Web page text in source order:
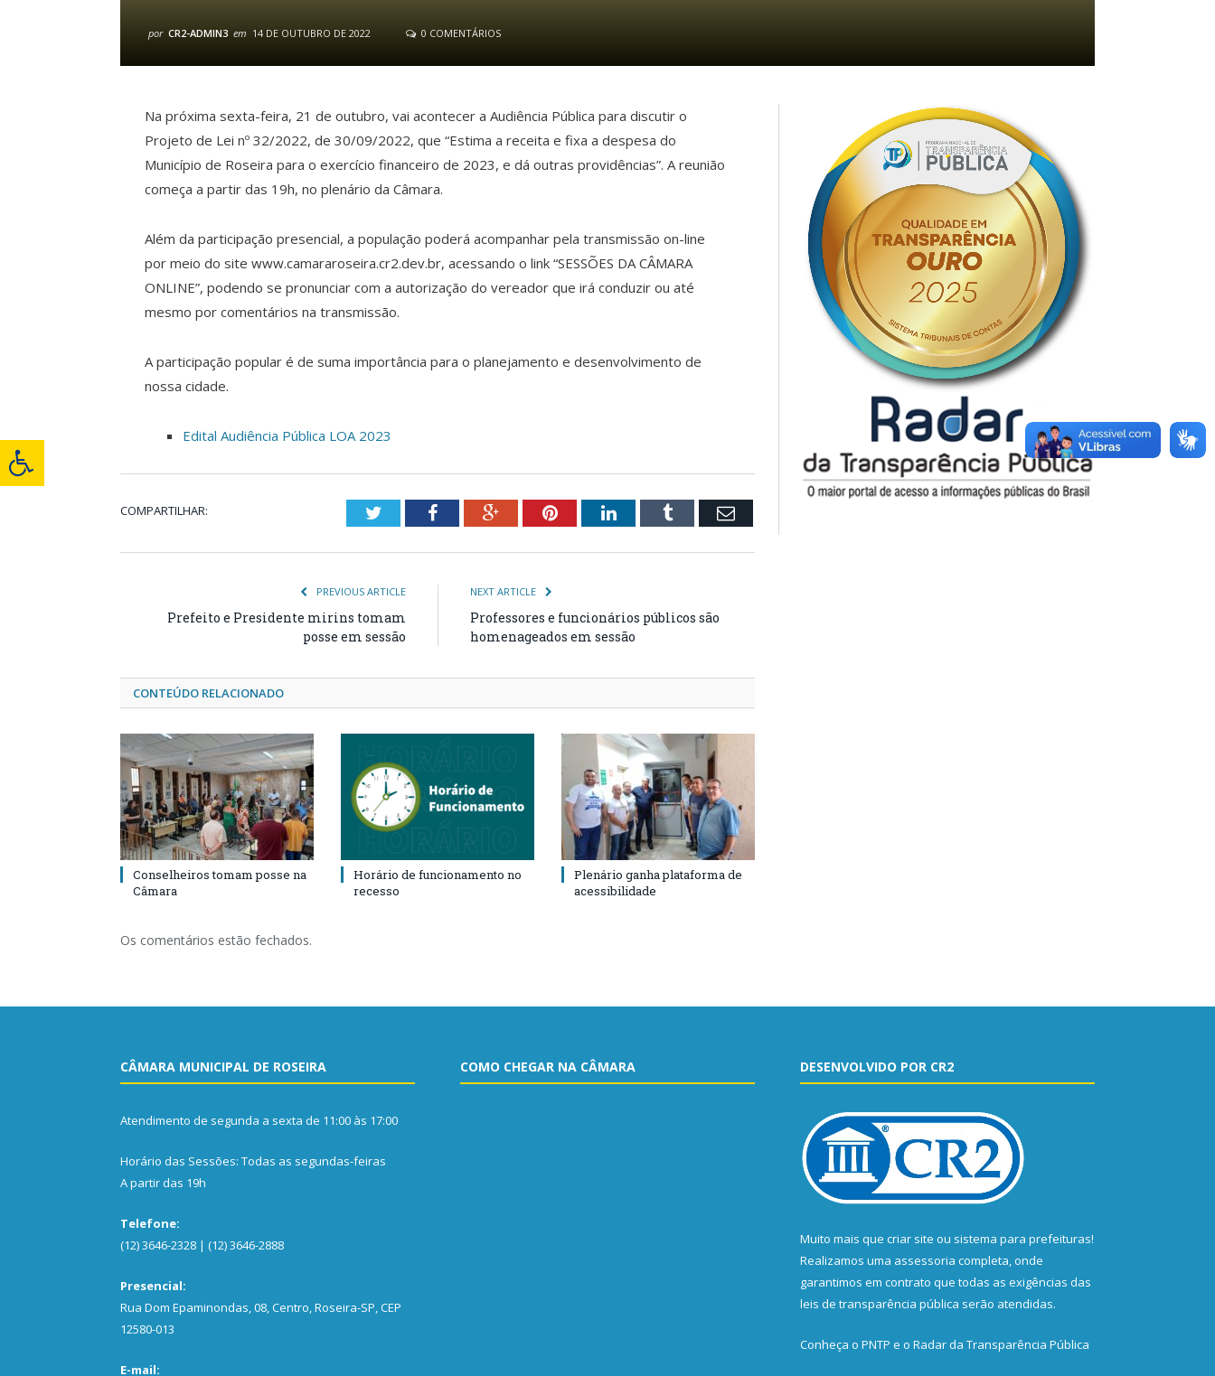
por CR2-ADMIN3 em 14 DE OUTUBRO DE 2022 0 COMENTÁRIOS
Na próxima sexta-feira, 21 de outubro, vai acontecer a Audiência Pública para discutir o
Projeto de Lei nº 32/2022, de 30/09/2022, que “Estima a receita e fixa a despesa do
Município de Roseira para o exercício financeiro de 2023, e dá outras providências”. A reunião
começa a partir das 19h, no plenário da Câmara.
Além da participação presencial, a população poderá acompanhar pela transmissão on-line
por meio do site www.camararoseira.cr2.dev.br, acessando o link “SESSÕES DA CÂMARA
ONLINE”, podendo se pronunciar com a autorização do vereador que irá conduzir ou até
mesmo por comentários na transmissão.
A participação popular é de suma importância para o planejamento e desenvolvimento de
nossa cidade.
Edital Audiência Pública LOA 2023
COMPARTILHAR: TwitterFacebookGoogle+PinterestLinkedInTumblr Email
PREVIOUS ARTICLE
Prefeito e Presidente mirins tomam
posse em sessão
NEXT ARTICLE
Professores e funcionários públicos são
homenageados em sessão
CONTEÚDO RELACIONADO
Conselheiros tomam posse na
Câmara
Horário de funcionamento no
recesso
Plenário ganha plataforma de
acessibilidade
Os comentários estão fechados.
CÂMARA MUNICIPAL DE ROSEIRA
Atendimento de segunda a sexta de 11:00 às 17:00
Horário das Sessões: Todas as segundas-feiras
A partir das 19h
Telefone:
(12) 3646-2328 | (12) 3646-2888
Presencial:
Rua Dom Epaminondas, 08, Centro, Roseira-SP, CEP
12580-013
E-mail:
COMO CHEGAR NA CÂMARA DESENVOLVIDO POR CR2
Muito mais que criar site ou sistema para prefeituras!
Realizamos uma assessoria completa, onde
garantimos em contrato que todas as exigências das
leis de transparência pública serão atendidas.
Conheça o PNTP e o Radar da Transparência Pública